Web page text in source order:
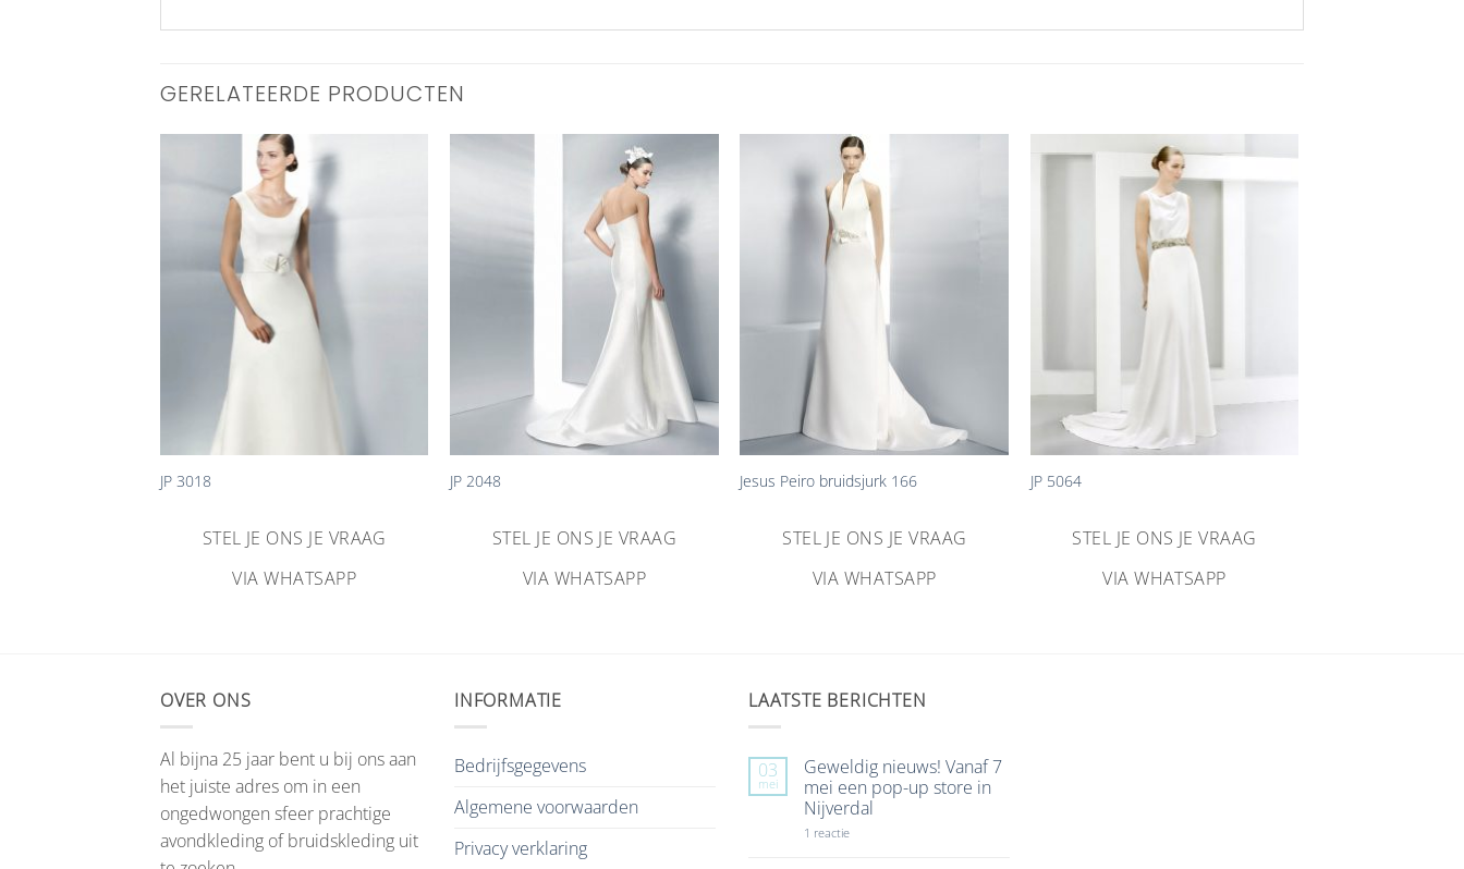
GERELATEERDE PRODUCTEN
JP 3018
STEL JE ONS JE VRAAG
VIA WHATSAPP
verlanglijst
toevoegen
JP 2048
STEL JE ONS JE VRAAG
VIA WHATSAPP
+
Jesus Peiro bruidsjurk 166
STEL JE ONS JE VRAAG
VIA WHATSAPP
JP 5064
STEL JE ONS JE VRAAG
VIA WHATSAPP
OVER ONS
Al bijna 25 jaar bent u bij ons aan
het juiste adres om in een
ongedwongen sfeer prachtige
avondkleding of bruidskleding uit
INFORMATIE
Bedrijfsgegevens
Algemene voorwaarden
Privacy verklaring
LAATSTE BERICHTEN
03
mei
Geweldig nieuws! Vanaf 7
mei een pop-up store in
Nijverdal
1 reactieop